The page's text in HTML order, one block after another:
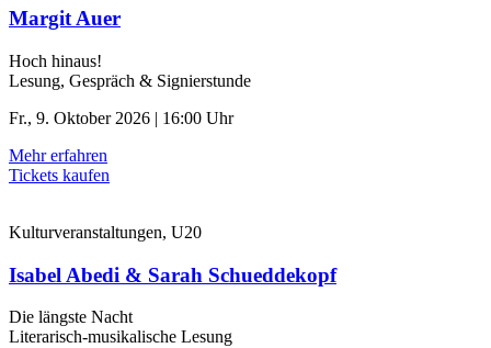
Margit Auer
Hoch hinaus!
Lesung, Gespräch & Signierstunde
Fr., 9. Oktober 2026 | 16:00 Uhr
Mehr erfahren
Tickets kaufen
Kulturveranstaltungen, U20
Isabel Abedi & Sarah Schueddekopf
Die längste Nacht
Literarisch-musikalische Lesung